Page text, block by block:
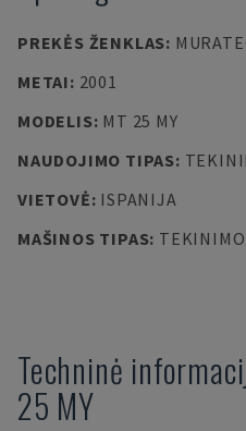
PREKĖS ŽENKLAS:
METAI: 2001
MODELIS: MT 25 MY
NAUDOJIMO TIPAS:
VIETOVĖ: ISPANIJA
MAŠINOS TIPAS:
Techninė
25 MY